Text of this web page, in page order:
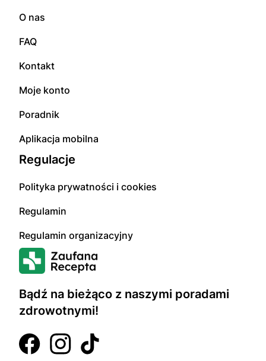
Bądź na bieżąco z naszymi poradami
zdrowotnymi!
O nas
FAQ
Kontakt
Moje konto
Poradnik
Aplikacja mobilna
Regulacje
Polityka prywatności i cookies
Regulamin
Regulamin organizacyjny